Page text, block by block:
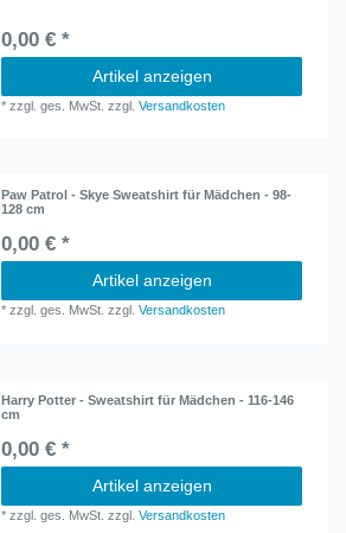
0,00 € *
Artikel anzeigen
*zzgl. ges. MwSt. zzgl.Versandkosten
Paw Patrol - Skye Sweatshirt für Mädchen - 98-
128 cm
0,00 € *
Artikel anzeigen
*zzgl. ges. MwSt. zzgl.Versandkosten
Harry Potter - Sweatshirt für Mädchen - 116-146
cm
0,00 € *
Artikel anzeigen
*zzgl. ges. MwSt. zzgl.Versandkosten